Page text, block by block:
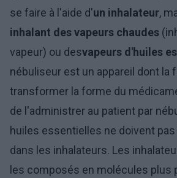
se faire à l'aide d'un inhalateur,
inhalant des vapeurs chaudes
vapeur) ou desvapeurs d'huiles
nébuliseur est un appareil dont la
transformer la forme du
de l'administrer au patient par
huiles essentielles ne doivent
dans les inhalateurs. Les
les composés en molécules plus